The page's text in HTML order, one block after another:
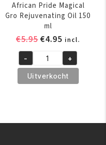
African Pride Magical
Gro Rejuvenating Oil 150
ml
€5.95
was:
€5.95.
€4.95 Huidige
prijs
is:
€4.95.
incl.
African
Pride
Magical
Oil
- +
Uitverkocht